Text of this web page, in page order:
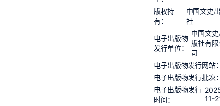
版权持
有：
中国文史
社
电子出版物
发行单位：
中国文史
版社有限
司
电子出版物发行网站
电子出版物发行批次
电子出版物发行
时间：
11-